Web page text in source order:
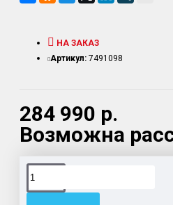
284 990 р.
Возможна
НА ЗАКАЗ
Артикул: 7491098
Доставка товара по